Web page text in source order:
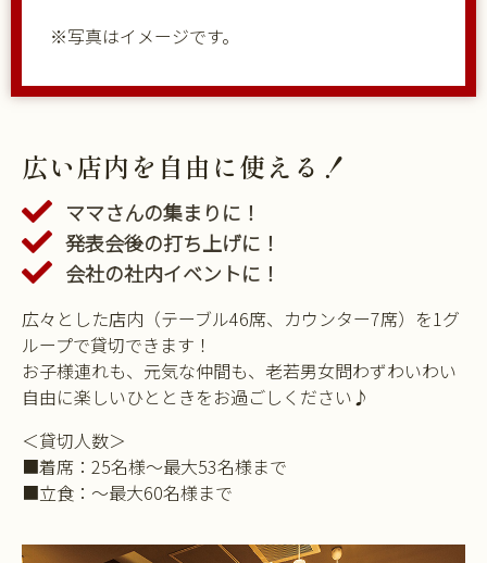
※写真はイメージです。
広い店内を自由に使える！
ママさんの集まりに！
発表会後の打ち上げに！
会社の社内イベントに！
広々とした店内（テーブル46席、カウンター7席）を1グ
ループで貸切できます！
お子様連れも、元気な仲間も、老若男女問わずわいわい
自由に楽しいひとときをお過ごしください♪
＜貸切人数＞
■着席：25名様～最大53名様まで
■立食：～最大60名様まで